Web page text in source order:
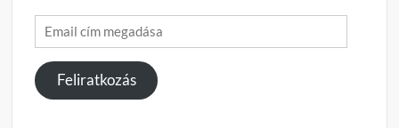
Email
cím
megadása
Feliratkozás